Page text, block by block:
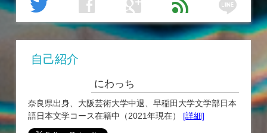
twitter facebook google feed line
自己紹介
にわっち
奈良県出身、大阪芸術大学中退、早稲田大学文学部日本
語日本文学コース在籍中（2021年現在）
[詳細]